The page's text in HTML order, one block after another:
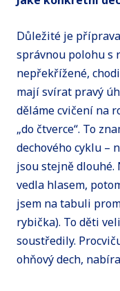
Důležité je
správnou polohu s
nepřekřížené,
mají svírat pravý
děláme cvičení na
„do čtverce“. To
dechového cyklu –
jsou stejně dlouhé.
vedla hlasem,
jsem na tabuli
rybička). To děti
soustředily.
ohňový dech,